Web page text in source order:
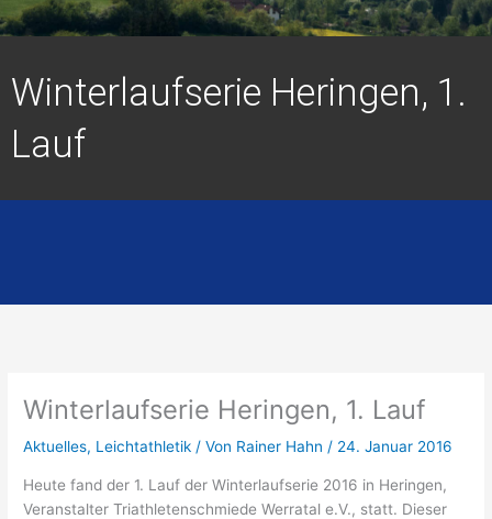
Winterlaufserie Heringen, 1.
Lauf
Winterlaufserie Heringen, 1. Lauf
Aktuelles, Leichtathletik / Von Rainer Hahn/ 24. Januar 2016
Heute fand der 1. Lauf der Winterlaufserie 2016 in Heringen,
Veranstalter Triathletenschmiede Werratal e.V., statt. Dieser